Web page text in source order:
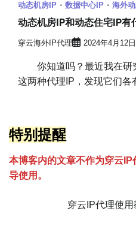
动态机房IP 数据中心IP 海外
动态机房IP和动态住宅IP有
穿云海外IP代理 2024年4月12日
你知道吗？最近我在研
这两种代理IP，发现它们
特别提醒
本博客内的文章不作为穿云 P
导使用。
穿云IP代理使用